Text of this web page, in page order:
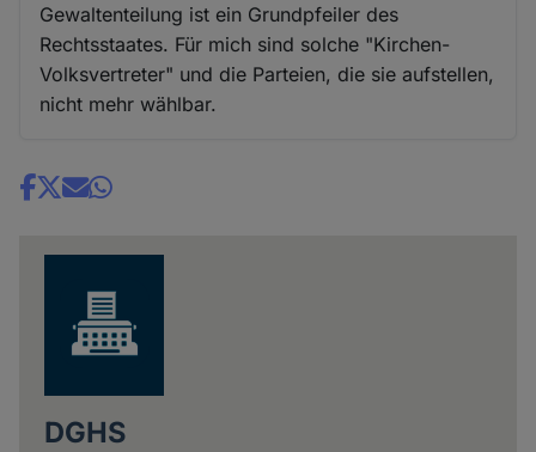
Gewaltenteilung ist ein Grundpfeiler des
Rechtsstaates. Für mich sind solche "Kirchen-
Volksvertreter" und die Parteien, die sie aufstellen,
nicht mehr wählbar.
Share
DGHS